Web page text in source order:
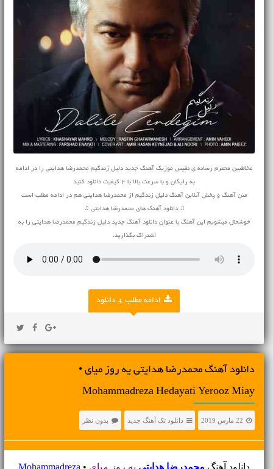
مخاطبین محترم رسانه ی نفیس موزیک آهنگ جدید دلیل زندگیم محمدرضا هدایتی را در ادامه
به رایگان و با سرعت بالا با 2 کیفیت دانلود کنید
متن آهنگ و پخش آنلاین آهنگ دلیل زندگیم از محمدرضا هدایتی هم در ادامه مطلب است
♫ دانلود آهنگ های محمدرضا هدایتی ♫
خوشحال میشویم این آهنگ با عنوان دانلود آهنگ جدید دلیل زندگیم محمدرضا هدایتی را به
اشتراک بگذارید.
ادامه مطلب + دانلود
دانلود آهنگ محمدرضا هدایتی یه روز میای •
Mohammadreza Hedayati Yerooz Miay
22 مارس 2019 دانلود تک آهنگ جدید بدون نظر
دانلود آهنگ محمدرضا هدایتی یه روز میای •
Mohammadreza